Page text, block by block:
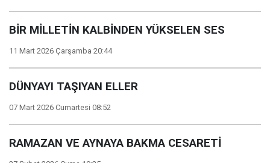
BİR MİLLETİN KALBİNDEN YÜKSELEN SES
11 Mart 2026 Çarşamba 20:44
DÜNYAYI TAŞIYAN ELLER
07 Mart 2026 Cumartesi 08:52
RAMAZAN VE AYNAYA BAKMA CESARETİ